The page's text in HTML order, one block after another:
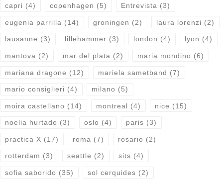
capri (4) copenhagen (5) Entrevista (3)
eugenia parrilla (14) groningen (2) laura lorenzi (2)
lausanne (3) lillehammer (3) london (4) lyon (4)
mantova (2) mar del plata (2) maria mondino (6)
mariana dragone (12) mariela sametband (7)
mario consiglieri (4) milano (5)
moira castellano (14) montreal (4) nice (15)
noelia hurtado (3) oslo (4) paris (3)
practica X (17) roma (7) rosario (2)
rotterdam (3) seattle (2) sits (4)
sofia saborido (35) sol cerquides (2)